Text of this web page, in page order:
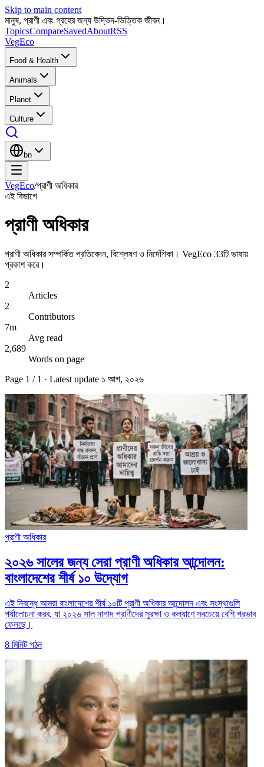
Skip to main content
মানুষ, প্রাণী এবং গ্রহের জন্য উদ্ভিদ-ভিত্তিক জীবন।
TopicsCompareSavedAboutRSS
VegEco
Food & Health
Animals
Planet
Culture
bn
VegEco/প্রাণী অধিকার
এই বিভাগে
প্রাণী অধিকার
প্রাণী অধিকার সম্পর্কিত প্রতিবেদন, বিশ্লেষণ ও নির্দেশিকা। VegEco 33টি ভাষায়
প্রকাশ করে।
2
Articles
2
Contributors
7m
Avg read
2,689
Words on page
Page 1 / 1 · Latest update ১ আগ, ২০২৬
প্রাণী অধিকার
২০২৬ সালের জন্য সেরা প্রাণী অধিকার আন্দোলন:
বাংলাদেশের শীর্ষ ১০ উদ্যোগ
এই নিবন্ধে আমরা বাংলাদেশের শীর্ষ ১০টি প্রাণী অধিকার আন্দোলন এবং সংস্থাগুলি
পর্যালোচনা করব, যা ২০২৬ সাল নাগাদ প্রাণীদের সুরক্ষা ও কল্যাণে সবচেয়ে বেশি প্রভাব
ফেলছে।
8 মিনিট পঠন